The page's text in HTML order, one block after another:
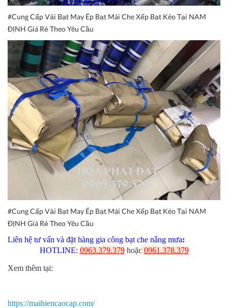
#Cung Cấp Vải Bạt May Ép Bạt Mái Che Xếp Bạt Kéo Tại NAM
ĐỊNH Giá Rẻ Theo Yêu Cầu
#Cung Cấp Vải Bạt May Ép Bạt Mái Che Xếp Bạt Kéo Tại NAM
ĐỊNH Giá Rẻ Theo Yêu Cầu
Liên hệ tư vấn và đặt hàng gia công bạt che nắng mưa:
HOTLINE: 0963.379.379hoặc 0961.378.379
Xem thêm tại:
https://maihiencaocap.com/